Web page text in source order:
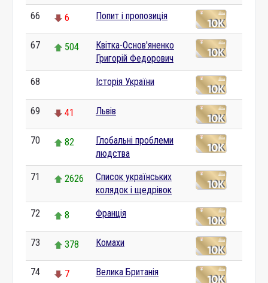
66 6 Попит і пропозиція
67 504
Квітка-Основ'яненко
Григорій Федорович
68 Історія України
69 41 Львів
70 82
Глобальні проблеми
людства
71 2626
Список українських
колядок і щедрівок
72 8 Франція
73 378 Комахи
74 7 Велика Британія